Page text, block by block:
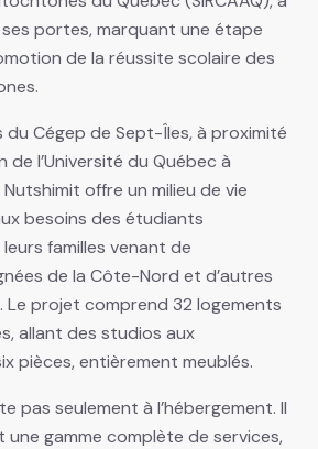
portes, marquant une étape
de la réussite scolaire des
du Cégep de Sept-Îles, à proximité
de l’Université du Québec à
offre un milieu de vie
besoins des étudiants
familles venant de
de la Côte-Nord et d’autres
Le projet comprend 32 logements
allant des studios aux
pièces, entièrement meublés.
pas seulement à l’hébergement. Il
gamme complète de services,